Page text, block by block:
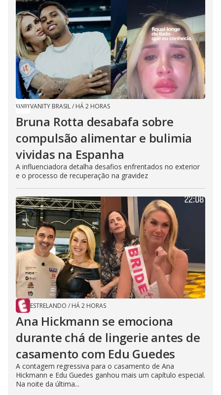
VANITY BRASIL/ HÁ 2 HORAS
Bruna Rotta desabafa sobre
compulsão alimentar e bulimia
vividas na Espanha
A influenciadora detalha desafios enfrentados no exterior
e o processo de recuperação na gravidez
ESTRELANDO / HÁ 2 HORAS
Ana Hickmann se emociona
durante chá de lingerie antes de
casamento com Edu Guedes
A contagem regressiva para o casamento de Ana
Hickmann e Edu Guedes ganhou mais um capítulo especial.
Na noite da última...